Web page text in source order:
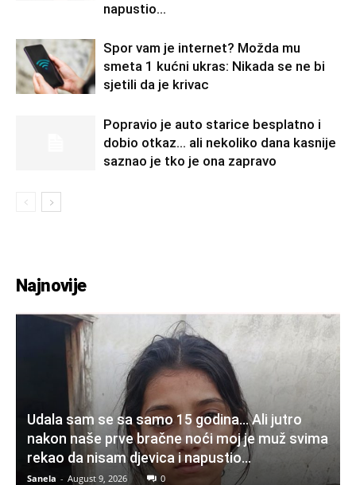
napustio...
Spor vam je internet? Možda mu
smeta 1 kućni ukras: Nikada se ne bi
sjetili da je krivac
Popravio je auto starice besplatno i
dobio otkaz… ali nekoliko dana kasnije
saznao je tko je ona zapravo
Najnovije
Udala sam se sa samo 15 godina… Ali jutro
nakon naše prve bračne noći moj je muž svima
rekao da nisam djevica i napustio...
Sanela - August 9, 2026 0